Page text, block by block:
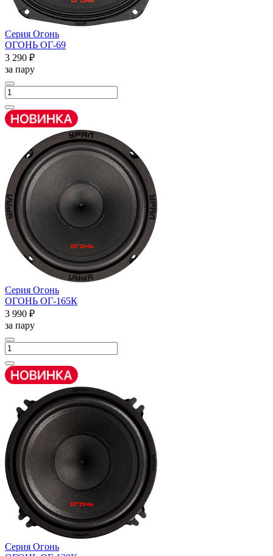
Серия Огонь
ОГОНЬ ОГ-69
3 290 ₽
за пару
Серия Огонь
ОГОНЬ ОГ-165К
3 990 ₽
за пару
Серия Огонь